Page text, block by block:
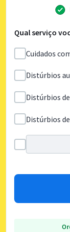
Qual serviço
Cuidados
Distúrbios
Distúrbios
Distúrbios